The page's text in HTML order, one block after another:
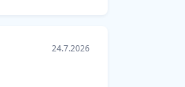
24.7.2026